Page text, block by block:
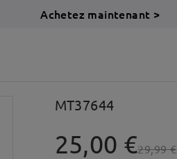
Achetez maintenant >
MT37644
25,00 €29,99 €